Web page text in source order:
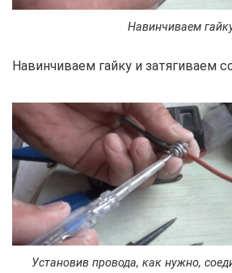
Навинчиваем
Навинчиваем гайку и затягиваем
Установив провода, как нужно,